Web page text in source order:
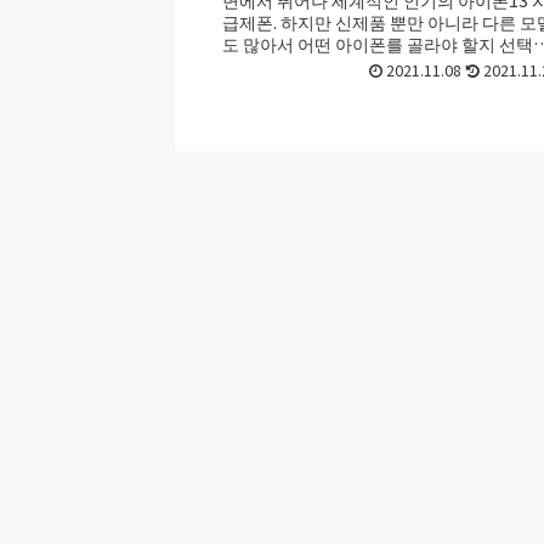
급제폰. 하지만 신제품 뿐만 아니라 다른 모
도 많아서 어떤 아이폰를 골라야 할지 선택
기가 어려울 때가 있죠. 초보라면 더욱 ...
2021.11.08